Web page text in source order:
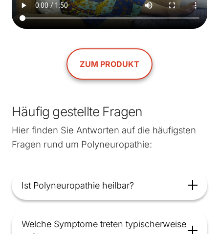
ZUM PRODUKT
Häufig gestellte Fragen
Hier finden Sie Antworten auf die häufigsten
Fragen rund um Polyneuropathie:
Ist Polyneuropathie heilbar?
Welche Symptome treten typischerweise